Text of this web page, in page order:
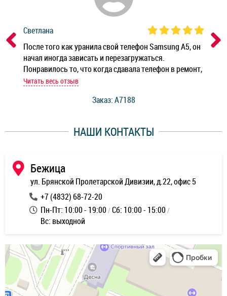
Светлана
После того как уранила свой телефон Samsung A5, он
начал иногда зависать и перезагружаться.
Понравилось то, что когда сдавала телефон в ремонт,
мастер при мне сделал быструю диагностику и сказал
работы и оперативность!
Читать весь отзыв
Заказ: A7188
НАШИ КОНТАКТЫ
Бежица
ул. Брянской Пролетарской Дивизии, д.22, офис 5
+7 (4832) 68-72-20
Пн-Пт: 10:00 - 19:00 Сб: 10:00 - 15:00
Вс: выходной